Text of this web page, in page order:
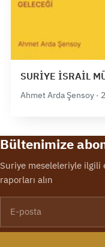
SURİYE İSRAİL
Ahmet Arda Şensoy ·
Bültenimize
Suriye meseleleriyle ilgili
raporları alın